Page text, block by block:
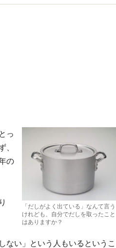
「だしがよく出ている」なんて言う
けれども、自分でだしを取ったこと
はありますか？
っ
、
の
ない」という人もいるというこ